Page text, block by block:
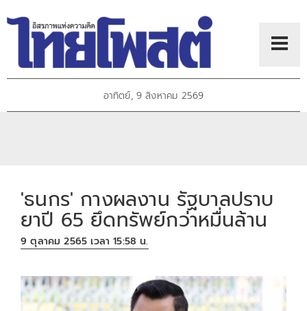
อาทิตย์, 9 สิงหาคม 2569
'ธนกร' กางผลงาน รัฐบาลปราบ
ยาปี 65 ยึดทรัพย์กว่าหมื่นล้าน
9 ตุลาคม 2565 เวลา 15:58 น.